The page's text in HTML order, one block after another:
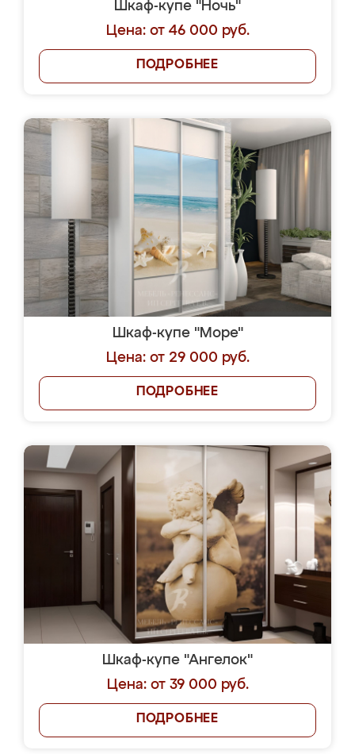
Шкаф-купе "Ночь"
Цена: от 46 000 руб.
ПОДРОБНЕЕ
Шкаф-купе "Море"
Цена: от 29 000 руб.
ПОДРОБНЕЕ
Шкаф-купе "Ангелок"
Цена: от 39 000 руб.
ПОДРОБНЕЕ